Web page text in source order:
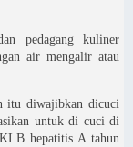
pedagang kuliner
air mengalir atau
itu diwajibkan dicuci
untuk di cuci di
hepatitis A tahun